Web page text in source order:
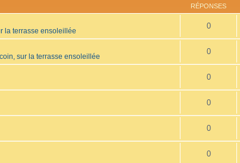
RÉPONSES
la terrasse ensoleillée
0
sur la terrasse ensoleillée
0
0
0
0
0